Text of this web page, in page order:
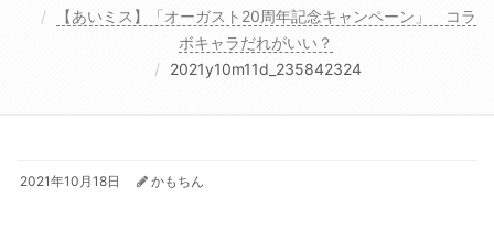
【あいミス】「オーガスト20周年記念キャンペーン」 コラ
ボキャラだれがいい？
2021y10m11d_235842324
2021年10月18日 かもちん